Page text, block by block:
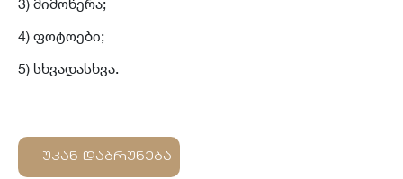
3) მიმოწერა;
4) ფოტოები;
5) სხვადასხვა.
უკან დაბრუნება